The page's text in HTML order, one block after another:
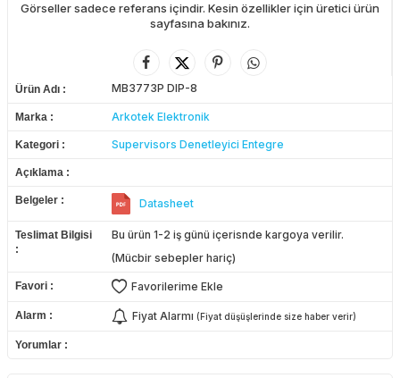
Görseller sadece referans içindir. Kesin özellikler için üretici ürün
sayfasına bakınız.
Ürün Adı MB3773P DIP-8
Marka Arkotek Elektronik
Kategori Supervisors Denetleyici Entegre
Açıklama
Belgeler Datasheet
Teslimat Bilgisi
Bu ürün 1-2 iş günü içerisnde kargoya verilir.
(Mücbir sebepler hariç)
Favori Favorilerime Ekle
Alarm Fiyat Alarmı (Fiyat düşüşlerinde size haber verir)
Yorumlar